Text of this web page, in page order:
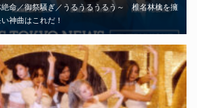
絶命／御祭騒ぎ／うるうるうるう～ 椎名林檎を擁
神曲はこれだ！